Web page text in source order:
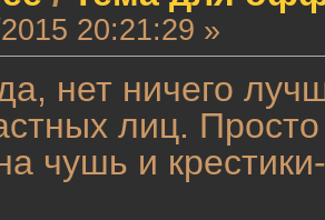
20:21:29 »
нет ничего
лиц.
чушь и